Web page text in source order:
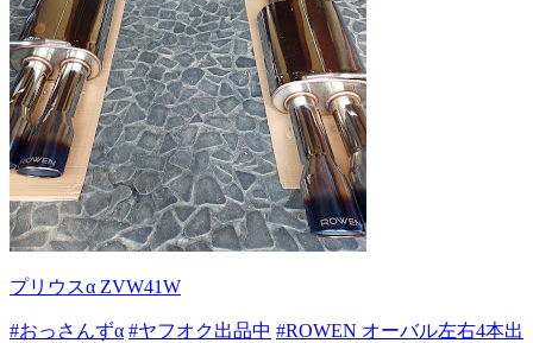
プリウスα ZVW41W
#おっさんずα #ヤフオク出品中 #ROWEN オーバル左右4本出